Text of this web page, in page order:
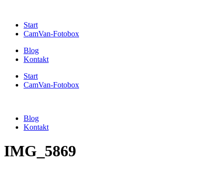
Start
CamVan-Fotobox
Blog
Kontakt
Start
CamVan-Fotobox
Blog
Kontakt
IMG_5869